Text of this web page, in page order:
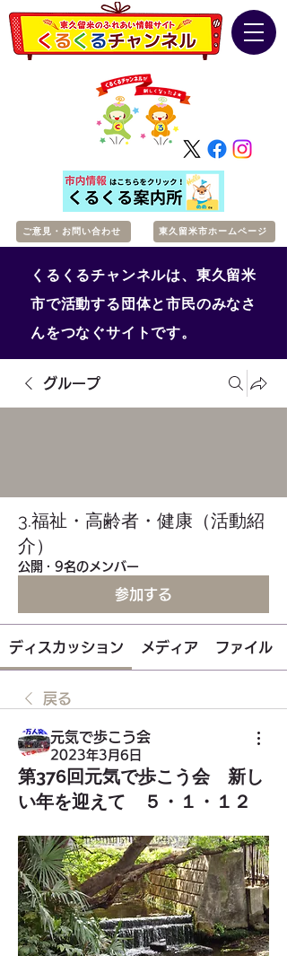
ご意見・お問い合わせ 東久留米市ホームページ
くるくるチャンネルは、東久留米
市で活動する団体と市民のみなさ
んをつなぐサイトです。
グループ
3.福祉・高齢者・健康（活動紹
介）
公開 · 9名のメンバー
参加する
ディスカッション メディア ファイル
戻る
元気で歩こう会
2023年3月6日
第376回元気で歩こう会 新し
い年を迎えて ５・１・１２